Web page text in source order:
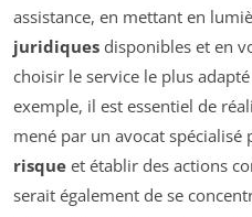
assistance, en mettant en
juridiques disponibles et en
choisir le service le plus
exemple, il est essentiel de
mené par un avocat
risque et établir des actions
serait également de se